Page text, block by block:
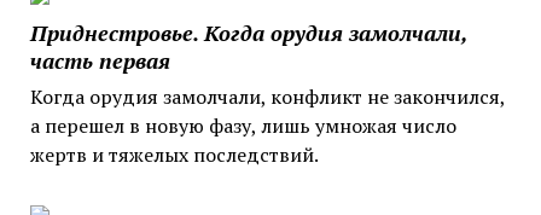
Приднестровье. Когда орудия замолчали,
часть первая
Когда орудия замолчали, конфликт не закончился,
а перешел в новую фазу, лишь умножая число
жертв и тяжелых последствий.